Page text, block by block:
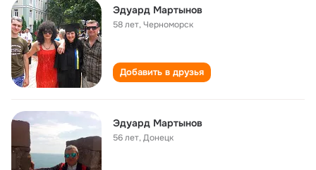
Эдуард Мартынов
58 лет,Черноморск
Добавить в друзья
Эдуард Мартынов
56 лет,Донецк